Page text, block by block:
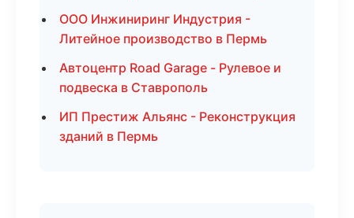
ООО Инжиниринг Индустрия -
Литейное производство в Пермь
Автоцентр Road Garage - Рулевое и
подвеска в Ставрополь
ИП Престиж Альянс - Реконструкция
зданий в Пермь